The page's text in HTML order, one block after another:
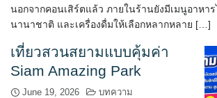
นอกจากคอนเสิร์ตแล้ว ภายในร้านยังมีเมนูอาหาร
นานาชาติ และเครื่องดื่มให้เลือกหลากหลาย […]
เที่ยวสวนสยามแบบคุ้มค่า
Siam Amazing Park
June 19, 2026 บทความ